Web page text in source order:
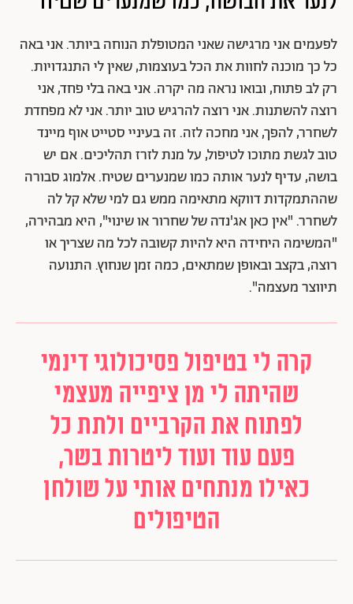
לפעמים אני מרגישה שאני המטופלת הנוחה ביותר. אני באה
כל כך מוכנה לחוות את הכל בעוצמות, שאין לי התנגדויות.
רק לב פתוח, ובואו נראה מה יקרה. אני באה בלי פחד, אני
רוצה להשתנות. אני רוצה להרגיש טוב יותר. אני לא מפחדת
לשחרר, להפך, אני מחכה לזה. זה בעיניי סטייט אוף מיינד
טוב לגשת מתוכו לטיפול, על מנת לזרז תהליכים. אם יש
בושה, עדיף לנער אותה כמו שמנערים שטיח. אלמוג סבורה
שההתמקדות דווקא מתאימה ממש גם למי שלא קל לה
לשחרר. "אין כאן אג'נדה של שחרור או שינוי", היא מבהירה,
"המשימה היחידה היא להיות קשובה לכל מה שצריך או
רוצה, בקצב ובאופן שמתאים, כמה זמן שנחוץ. התנועה
תיווצר מעצמה".
קרה לי בטיפול פסיכולוגי דינמי
שהיתה לי מן ציפייה מעצמי
לפתוח את הקרביים ולתת כל
פעם עוד ועוד ליטרות בשר,
כאילו מנתחים אותי על שולחן
הטיפולים